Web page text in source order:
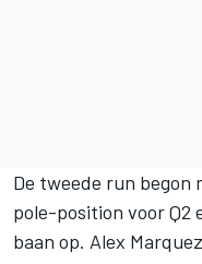
De tweede run begon
pole-position voor Q2
baan op. Alex Marquez